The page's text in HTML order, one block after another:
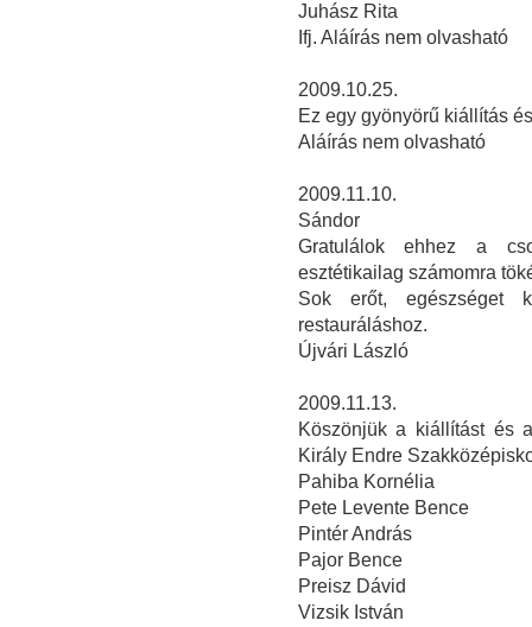
Juhász Rita
Ifj. Aláírás nem olvasható
2009.10.25.
Ez egy gyönyörű kiállítás
Aláírás nem olvasható
2009.11.10.
Sándor
Gratulálok ehhez a
esztétikailag számomra
Sok erőt, egészséget
restauráláshoz.
Újvári László
2009.11.13.
Köszönjük a kiállítást és
Király Endre
Pahiba Kornélia
Pete Levente Bence
Pintér András
Pajor Bence
Preisz Dávid
Vizsik István